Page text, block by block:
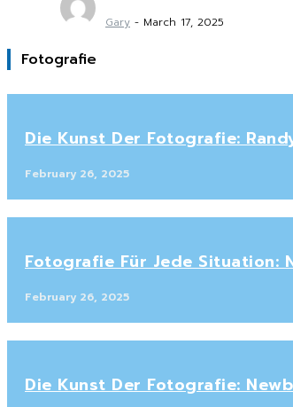
Gary - March 17, 2025
Fotografie
Die Kunst Der Fotografie:
February 26, 2025
Fotografie Für Jede Situation:
February 26, 2025
Die Kunst Der Fotografie: